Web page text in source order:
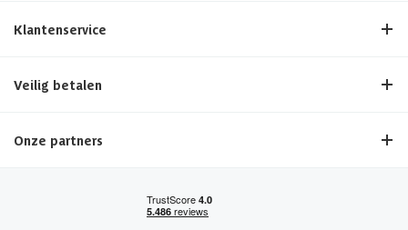
Klantenservice
Veilig betalen
Onze partners